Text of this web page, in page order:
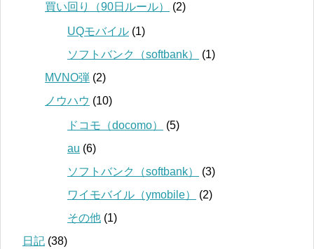
買い回り（90日ルール）
(2)
UQモバイル (1)
ソフトバンク（softbank）
(1)
MVNO弾 (2)
ノウハウ (10)
ドコモ（docomo）
(5)
au (6)
ソフトバンク（softbank）
(3)
ワイモバイル（ymobile）
(2)
その他 (1)
日記 (38)